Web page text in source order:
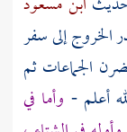
الخروج إلى سفر
الجماعات ثم
أعلم - وأما في